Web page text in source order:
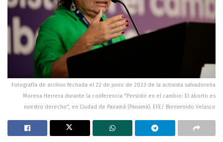
Fotografía de archivo fechada el 22 de junio de 2023 de la activista salvadoreña
Morena Herrera durante la conferencia "Persistir en el cambio: El aborto es
nuestro derecho", en Ciudad de Panamá (Panamá). EFE/ Bienvenido Velasco